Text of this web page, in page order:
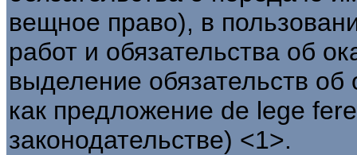
вещное право), в
работ и обязательства об
выделение обязательств об
как предложение de lege
законодательстве) <1>.